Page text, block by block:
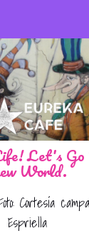
Let's Go
World.
Cortesía
Espriella